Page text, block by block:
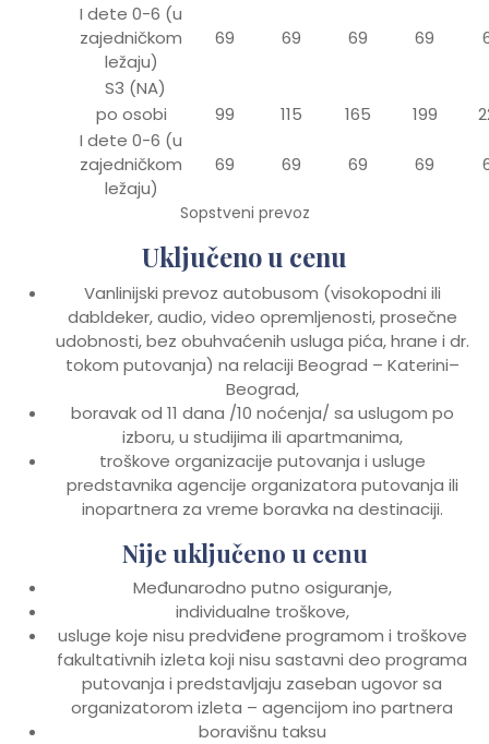
I dete 0-6 (u
zajedničkom
ležaju)
69 69 69 69
S3 (NA)
po osobi
99 115 165 199
I dete 0-6 (u
zajedničkom
ležaju)
69 69 69 69
Sopstveni prevoz
Uključeno u cenu
Vanlinijski prevoz autobusom (visokopodni ili
dabldeker, audio, video opremljenosti, prosečne
udobnosti, bez obuhvaćenih usluga pića, hrane i dr.
tokom putovanja) na relaciji Beograd – Katerini–
Beograd,
boravak od 11 dana /10 noćenja/ sa uslugom po
izboru, u studijima ili apartmanima,
troškove organizacije putovanja i usluge
predstavnika agencije organizatora putovanja ili
inopartnera za vreme boravka na destinaciji.
Nije uključeno u cenu
Međunarodno putno osiguranje,
individualne troškove,
usluge koje nisu predviđene programom i troškove
fakultativnih izleta koji nisu sastavni deo programa
putovanja i predstavljaju zaseban ugovor sa
organizatorom izleta – agencijom ino partnera
boravišnu taksu